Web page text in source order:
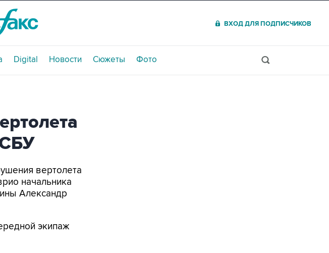
ВХОД ДЛЯ ПОДПИСЧИКОВ
Digital Новости Сюжеты Фото
вертолета
начальника
Александр
экипаж